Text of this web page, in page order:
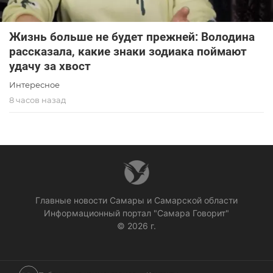
Жизнь больше не будет прежней: Володина
рассказала, какие знаки зодиака поймают
удачу за хвост
Интересное
8 часов назад
Главные новости Самары и Самарской области
Информационный портал "Самара Говорит"
© 2026 г.